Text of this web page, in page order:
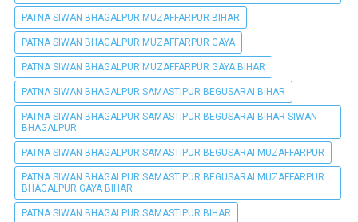
PATNA SIWAN BHAGALPUR MUZAFFARPUR BIHAR
PATNA SIWAN BHAGALPUR MUZAFFARPUR GAYA
PATNA SIWAN BHAGALPUR MUZAFFARPUR GAYA BIHAR
PATNA SIWAN BHAGALPUR SAMASTIPUR BEGUSARAI BIHAR
PATNA SIWAN BHAGALPUR SAMASTIPUR BEGUSARAI BIHAR SIWAN
BHAGALPUR
PATNA SIWAN BHAGALPUR SAMASTIPUR BEGUSARAI MUZAFFARPUR
PATNA SIWAN BHAGALPUR SAMASTIPUR BEGUSARAI MUZAFFARPUR
BHAGALPUR GAYA BIHAR
PATNA SIWAN BHAGALPUR SAMASTIPUR BIHAR